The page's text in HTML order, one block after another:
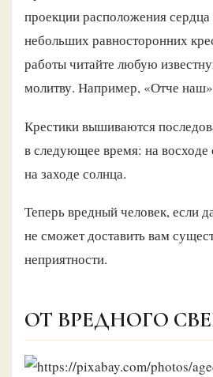
проекции расположения
небольших равносторонних
работы читайте любую
молитву. Например, «Отче
Крестики вышиваются
в следующее время: на восходе
на заходе солнца.
Теперь вредный человек, если
не сможет доставить вам
неприятности.
ОТ ВРЕДНОГО